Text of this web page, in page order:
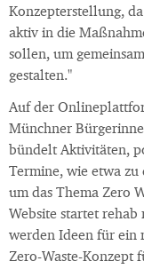
Konzepterstellung,
aktiv in die
sollen, um
gestalten."
Auf der
Münchner
bündelt Aktivitäten,
Termine, wie etwa
um das Thema Zero
Website startet
werden Ideen für ein
Zero-Waste-Konzept